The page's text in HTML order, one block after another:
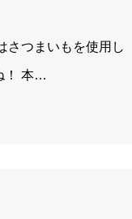
さつまいもを使用し
！ 本…